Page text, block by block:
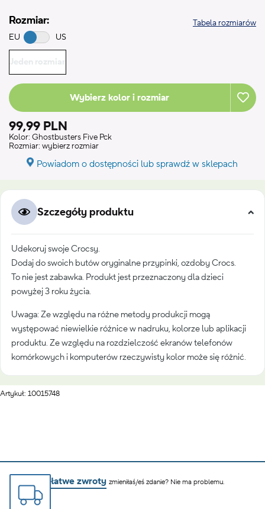
Rozmiar:
EU US
Tabela rozmiarów
Jeden rozmiar
Wybierz kolor i rozmiar
99,99 PLN
Kolor: Ghostbusters Five Pck
Rozmiar: wybierz rozmiar
Powiadom o dostępności lub sprawdź w sklepach
Szczegóły produktu
Udekoruj swoje Crocsy.
Dodaj do swoich butów oryginalne przypinki, ozdoby Crocs.
To nie jest zabawka. Produkt jest przeznaczony dla dzieci
powyżej 3 roku życia.
Uwaga: Ze względu na różne metody produkcji mogą
występować niewielkie różnice w nadruku, kolorze lub aplikacji
produktu. Ze względu na rozdzielczość ekranów telefonów
komórkowych i komputerów rzeczywisty kolor może się różnić.
Artykuł: 10015748
łatwe zwroty zmieniłaś/eś zdanie? Nie ma problemu.